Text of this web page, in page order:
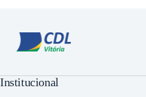
Institucional